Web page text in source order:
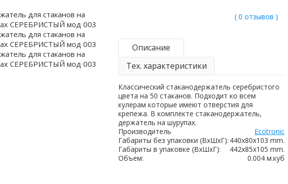
( 0 отзывов )
Описание
Тех. характеристики
Классический стаканодержатель серебристого
цвета на 50 стаканов. Подходит ко всем
кулерам которые имеют отверстия для
крепежа. В комплекте стаканодержатель,
держатель на шурупах.
Производитель
Ecotronic
Габариты без упаковки (ВxШxГ): 440x80x103 mm.
Габариты в упаковке (ВxШxГ):
442x85x105 mm.
Объем:
0.004 м.куб